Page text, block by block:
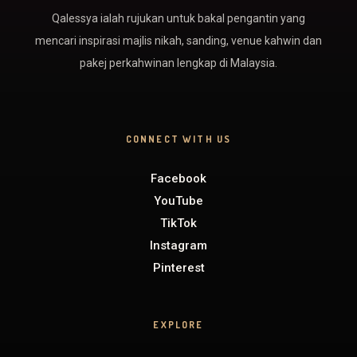
Qalessya ialah rujukan untuk bakal pengantin yang
mencari inspirasi majlis nikah, sanding, venue kahwin dan
pakej perkahwinan lengkap di Malaysia.
CONNECT WITH US
Facebook
YouTube
TikTok
Instagram
Pinterest
EXPLORE